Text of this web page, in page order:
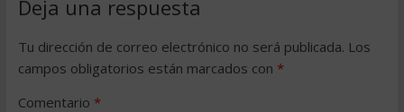
Deja una respuesta
Tu dirección de correo electrónico no será publicada. Los
campos obligatorios están marcados con *
Comentario *